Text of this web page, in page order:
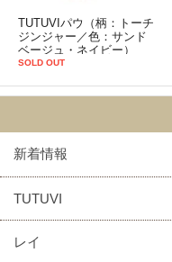
TUTUVIパウ（柄：トーチ
ジンジャー／色：サンド
ベージュ・ネイビー）
SOLD OUT
新着情報
TUTUVI
レイ